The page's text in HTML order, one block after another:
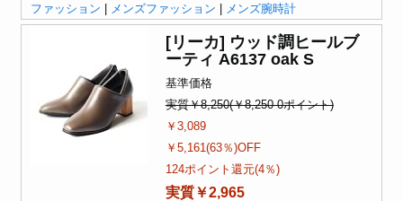
ファッション メンズファッション メンズ腕時計
[リーカ] ウッド調ヒールブ
ーティ A6137 oak S
基準価格
実質￥8,250(￥8,250-0ポイント)
￥3,089
￥5,161(63％)OFF
124ポイント還元(4％)
実質￥2,965